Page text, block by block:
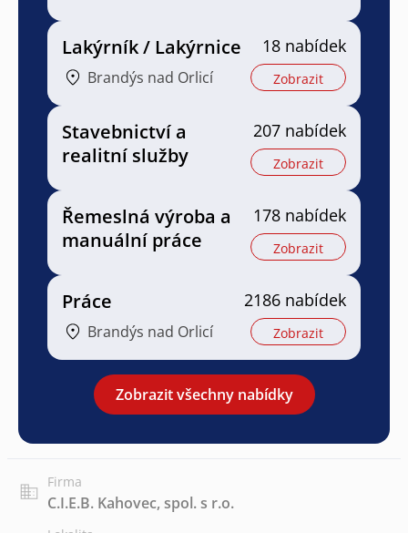
Lakýrník / Lakýrnice
Brandýs nad Orlicí
18 nabídek
Zobrazit
Stavebnictví a
realitní služby
207 nabídek
Zobrazit
Řemeslná výroba a
manuální práce
178 nabídek
Zobrazit
Práce
Brandýs nad Orlicí
2186 nabídek
Zobrazit
Zobrazit všechny nabídky
Firma
C.I.E.B. Kahovec, spol. s r.o.